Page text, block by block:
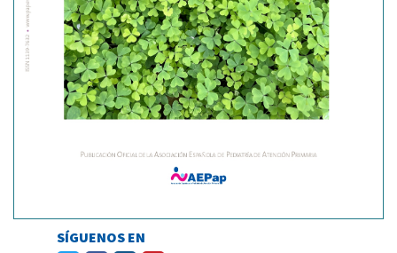
SÍGUENOS EN